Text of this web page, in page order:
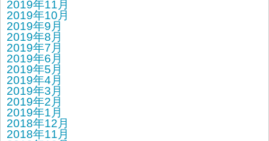
2019年11月
2019年10月
2019年9月
2019年8月
2019年7月
2019年6月
2019年5月
2019年4月
2019年3月
2019年2月
2019年1月
2018年12月
2018年11月